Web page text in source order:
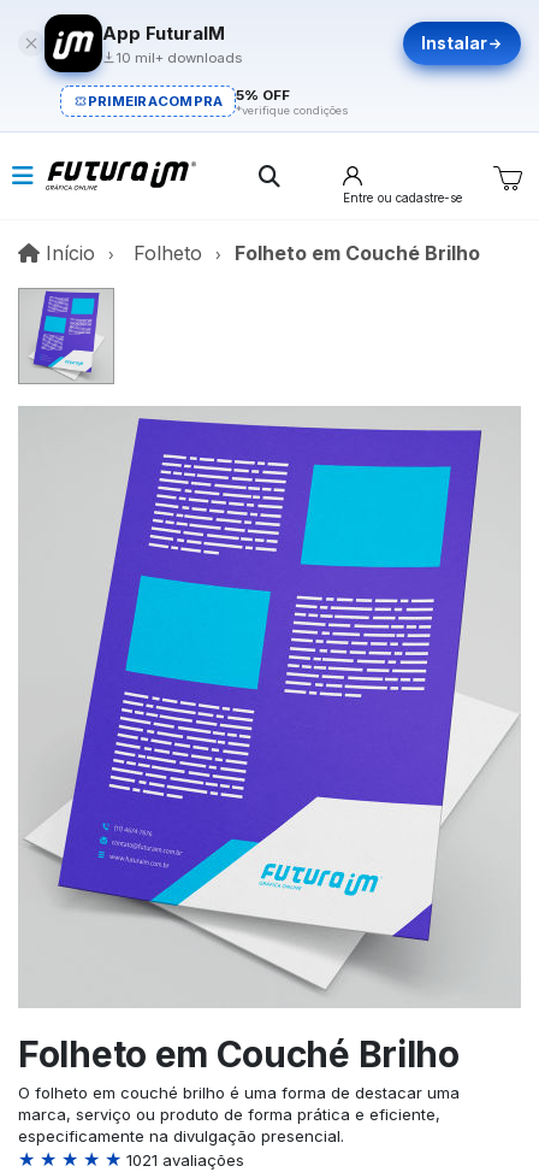
App FuturaIM
10 mil+ downloads
Instalar
PRIMEIRACOMPRA 5% OFF
*verifique condições
Entre ou cadastre-se
Início InícioFolheto Folheto em Couché Brilho
Folheto em Couché Brilho
O folheto em couché brilho é uma forma de destacar uma
marca, serviço ou produto de forma prática e eficiente,
especificamente na divulgação presencial.
★ ★ ★ ★ ★ 1021 avaliações